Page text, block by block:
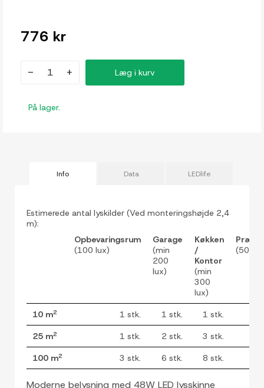
776 kr
- + Læg i kurv
På lager.
Info Data LEDlife
Estimerede antal lyskilder (Ved monteringshøjde 2,4
m):
Opbevaringsrum
(100 lux)
Garage
(min
200
lux)
Køkken
/
Kontor
(min
300
lux)
(500
10 m2 1 stk. 1 stk. 1 stk.
25 m2 1 stk. 2 stk. 3 stk.
100 m2 3 stk. 6 stk. 8 stk.
Moderne belysning med 48W LED lysskinne